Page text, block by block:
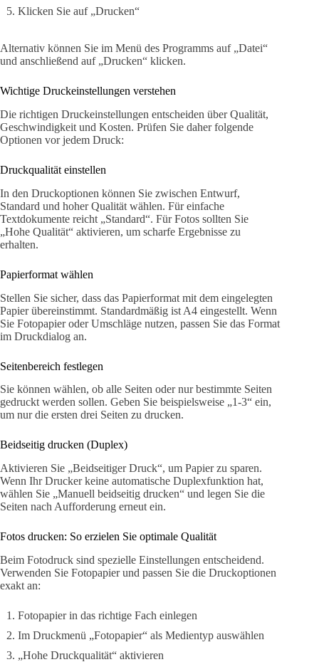
Klicken Sie auf „Drucken“
Alternativ können Sie im Menü des Programms auf „Datei“
und anschließend auf „Drucken“ klicken.
Wichtige Druckeinstellungen verstehen
Die richtigen Druckeinstellungen entscheiden über Qualität,
Geschwindigkeit und Kosten. Prüfen Sie daher folgende
Optionen vor jedem Druck:
Druckqualität einstellen
In den Druckoptionen können Sie zwischen Entwurf,
Standard und hoher Qualität wählen. Für einfache
Textdokumente reicht „Standard“. Für Fotos sollten Sie
„Hohe Qualität“ aktivieren, um scharfe Ergebnisse zu
erhalten.
Papierformat wählen
Stellen Sie sicher, dass das Papierformat mit dem eingelegten
Papier übereinstimmt. Standardmäßig ist A4 eingestellt. Wenn
Sie Fotopapier oder Umschläge nutzen, passen Sie das Format
im Druckdialog an.
Seitenbereich festlegen
Sie können wählen, ob alle Seiten oder nur bestimmte Seiten
gedruckt werden sollen. Geben Sie beispielsweise „1-3“ ein,
um nur die ersten drei Seiten zu drucken.
Beidseitig drucken (Duplex)
Aktivieren Sie „Beidseitiger Druck“, um Papier zu sparen.
Wenn Ihr Drucker keine automatische Duplexfunktion hat,
wählen Sie „Manuell beidseitig drucken“ und legen Sie die
Seiten nach Aufforderung erneut ein.
Fotos drucken: So erzielen Sie optimale Qualität
Beim Fotodruck sind spezielle Einstellungen entscheidend.
Verwenden Sie Fotopapier und passen Sie die Druckoptionen
exakt an:
Fotopapier in das richtige Fach einlegen
Im Druckmenü „Fotopapier“ als Medientyp auswählen
„Hohe Druckqualität“ aktivieren